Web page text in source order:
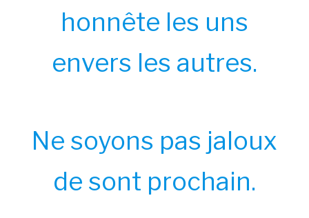
honnête les uns
envers les autres.
Ne soyons pas jaloux
de sont prochain.